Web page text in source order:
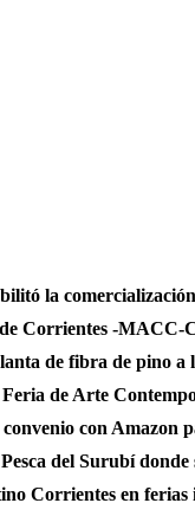
la
Corrientes -MACC-
de fibra de pino a
de Arte
con Amazon
del Surubí donde
Corrientes en